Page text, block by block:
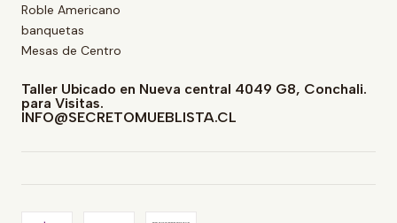
Roble Americano
banquetas
Mesas de Centro
Taller Ubicado en Nueva central 4049 G8, Conchali.
para Visitas.
INFO@SECRETOMUEBLISTA.CL